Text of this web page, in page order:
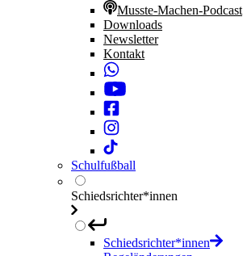
Musste-Machen-Podcast
Downloads
Newsletter
Kontakt
Schulfußball
Schiedsrichter*innen
Schiedsrichter*innen